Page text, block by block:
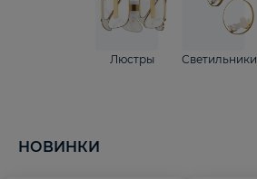
Люстры Светильники
НОВИНКИ